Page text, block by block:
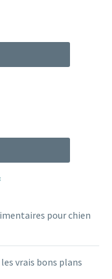
pour chien
les vrais bons plans